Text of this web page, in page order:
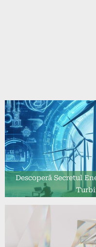
Descoperă Secretul